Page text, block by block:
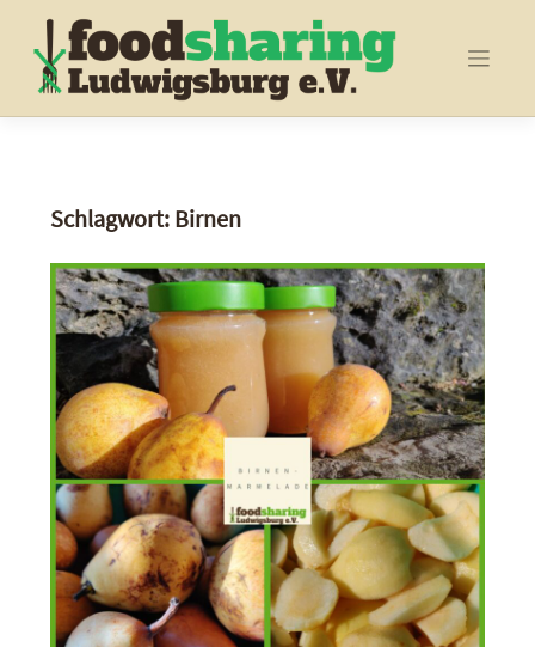
content
Schlagwort:Birnen